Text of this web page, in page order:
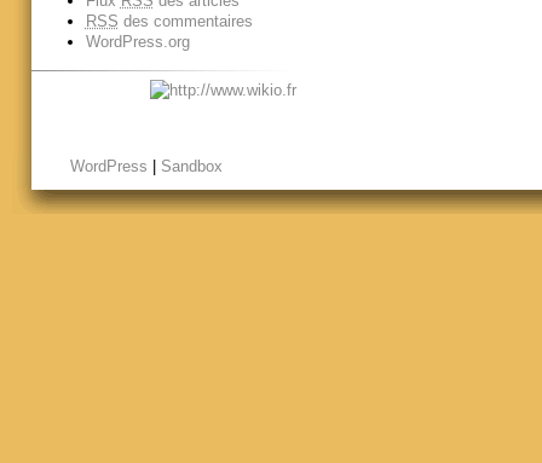
RSS des commentaires
WordPress.org
WordPress Sandbox